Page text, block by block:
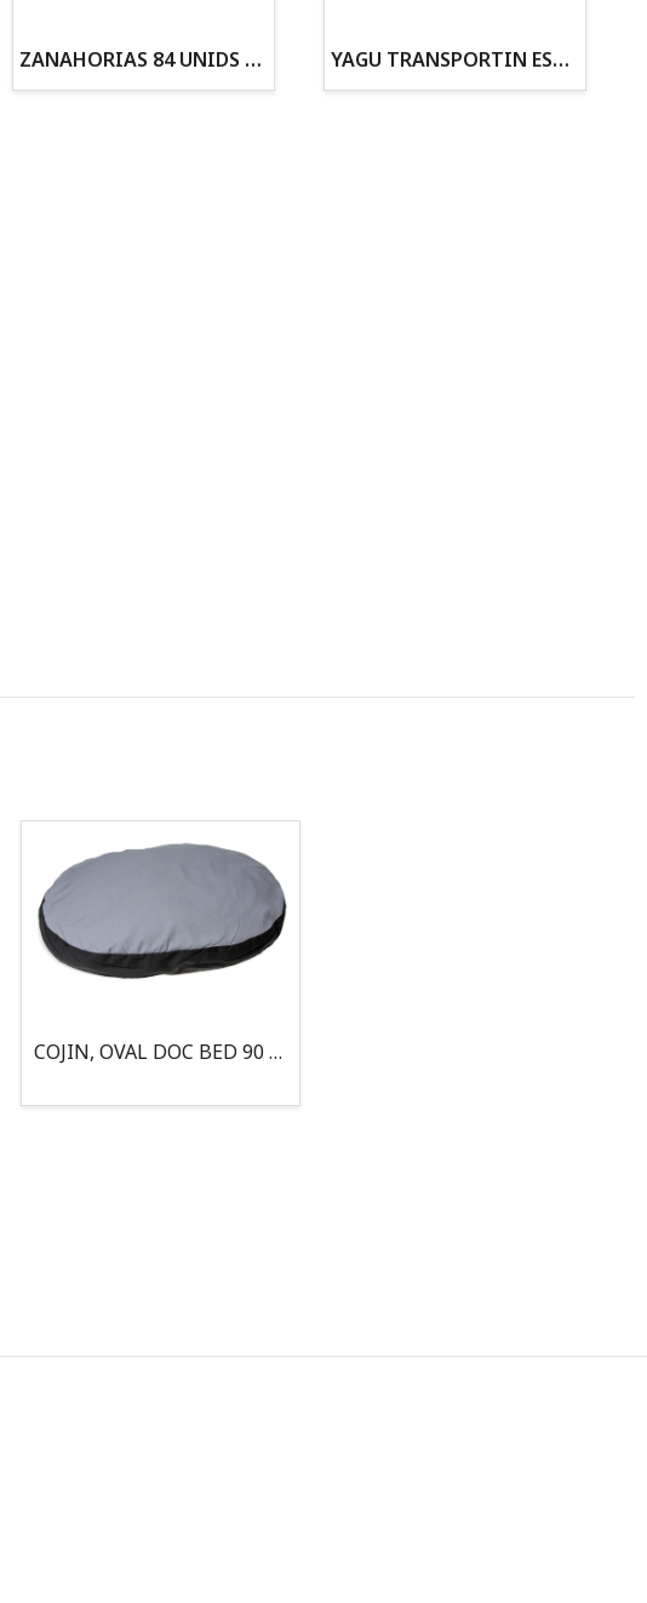
ZANAHORIAS 84 UNIDS EN DISPLAY YAGU TRANSPORTIN ESPUMA CAMUFLAJE Nº1 36x30x28
COJIN, OVAL DOC BED 90 X 66 X 10CM GRIS/NEGRO, 95°